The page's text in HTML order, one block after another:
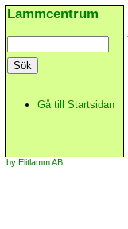
Lammcentrum
Gå till Startsidan
by Elitlamm AB